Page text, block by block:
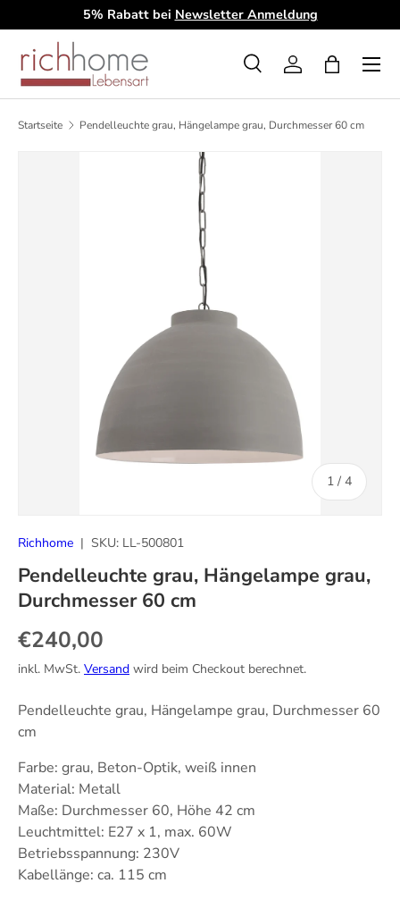
Direkt zum Inhalt
5% Rabatt bei Newsletter Anmeldung
Suchen
Art
SucheEinloggen
Menü
Startseite Pendelleuchte grau, Hängelampe grau, Durchmesser 60 cm
Zu Produktinformationen springen
1 / von
4
Richhome | SKU: LL-500801
Pendelleuchte grau, Hängelampe grau,
Durchmesser 60 cm
Normaler Preis
€240,00
inkl. MwSt. Versand wird beim Checkout berechnet.
Pendelleuchte grau, Hängelampe grau, Durchmesser 60
cm
Farbe: grau, Beton-Optik, weiß innen
Material: Metall
Maße: Durchmesser 60, Höhe 42 cm
Leuchtmittel: E27 x 1, max. 60W
Betriebsspannung: 230V
Kabellänge: ca. 115 cm